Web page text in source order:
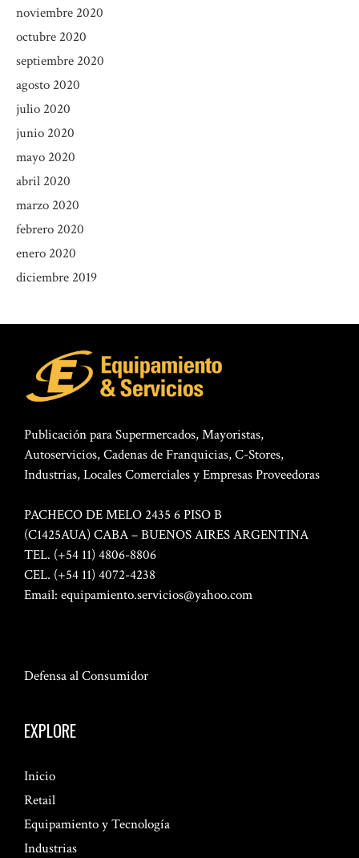
noviembre 2020
octubre 2020
septiembre 2020
agosto 2020
julio 2020
junio 2020
mayo 2020
abril 2020
marzo 2020
febrero 2020
enero 2020
diciembre 2019
Publicación para Supermercados, Mayoristas,
Autoservicios, Cadenas de Franquicias, C-Stores,
Industrias, Locales Comerciales y Empresas Proveedoras
PACHECO DE MELO 2435 6 PISO B
(C1425AUA) CABA – BUENOS AIRES ARGENTINA
TEL. (+54 11) 4806-8806
CEL. (+54 11) 4072-4238
Email: equipamiento.servicios@yahoo.com
Defensa al Consumidor
EXPLORE
Inicio
Retail
Equipamiento y Tecnología
Industrias